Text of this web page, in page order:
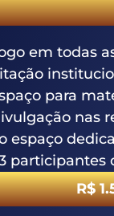
em todas as
para
nas
da
R$